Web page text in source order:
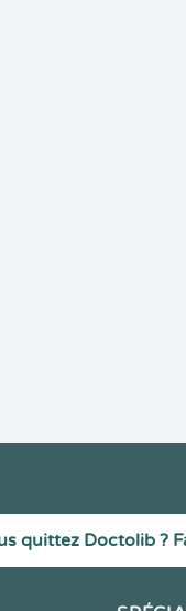
quittez Doctolib ?